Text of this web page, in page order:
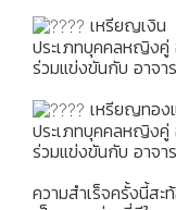
เหรียญเงิน
ประเภทบุคคลหญิงคู่
ร่วมแข่งขันกับ อาจ
เหรียญทอง
ประเภทบุคคลหญิงคู่
ร่วมแข่งขันกับ อาจ
ความสำเร็จครั้งนี้สะ